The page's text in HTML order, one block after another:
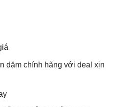
dặm chính hãng với deal xịn